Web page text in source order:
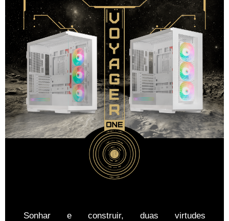
Sonhar e construir, duas virtudes